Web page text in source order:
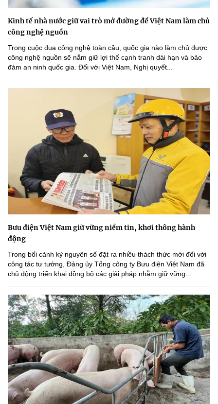
Kinh tế nhà nước giữ vai trò mở đường để Việt Nam làm chủ
công nghệ nguồn
Trong cuộc đua công nghệ toàn cầu, quốc gia nào làm chủ được
công nghệ nguồn sẽ nắm giữ lợi thế cạnh tranh dài hạn và bảo
đảm an ninh quốc gia. Đối với Việt Nam, Nghị quyết...
Bưu điện Việt Nam giữ vững niềm tin, khơi thông hành
động
Trong bối cảnh kỷ nguyên số đặt ra nhiều thách thức mới đối với
công tác tư tưởng, Đảng ủy Tổng công ty Bưu điện Việt Nam đã
chủ động triển khai đồng bộ các giải pháp nhằm giữ vững...